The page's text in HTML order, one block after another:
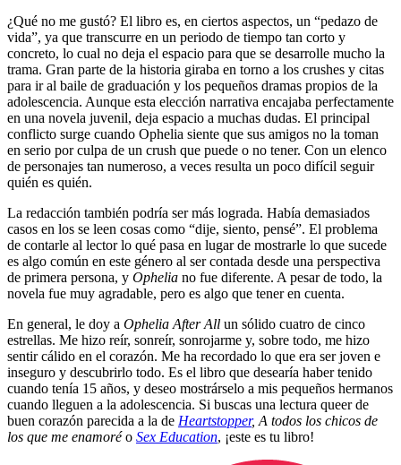
¿Qué no me gustó? El libro es, en ciertos aspectos, un “pedazo de
vida”, ya que transcurre en un periodo de tiempo tan corto y
concreto, lo cual no deja el espacio para que se desarrolle mucho la
trama. Gran parte de la historia giraba en torno a los crushes y citas
para ir al baile de graduación y los pequeños dramas propios de la
adolescencia. Aunque esta elección narrativa encajaba perfectamente
en una novela juvenil, deja espacio a muchas dudas. El principal
conflicto surge cuando Ophelia siente que sus amigos no la toman
en serio por culpa de un crush que puede o no tener. Con un elenco
de personajes tan numeroso, a veces resulta un poco difícil seguir
quién es quién.
La redacción también podría ser más lograda. Había demasiados
casos en los se leen cosas como “dije, siento, pensé”. El problema
de contarle al lector lo qué pasa en lugar de mostrarle lo que sucede
es algo común en este género al ser contada desde una perspectiva
de primera persona, y Ophelia no fue diferente. A pesar de todo, la
novela fue muy agradable, pero es algo que tener en cuenta.
En general, le doy a Ophelia After All un sólido cuatro de cinco
estrellas. Me hizo reír, sonreír, sonrojarme y, sobre todo, me hizo
sentir cálido en el corazón. Me ha recordado lo que era ser joven e
inseguro y descubrirlo todo. Es el libro que desearía haber tenido
cuando tenía 15 años, y deseo mostrárselo a mis pequeños hermanos
cuando lleguen a la adolescencia. Si buscas una lectura queer de
buen corazón parecida a la de Heartstopper, A todos los chicos de
los que me enamoréo Sex Education, ¡este es tu libro!